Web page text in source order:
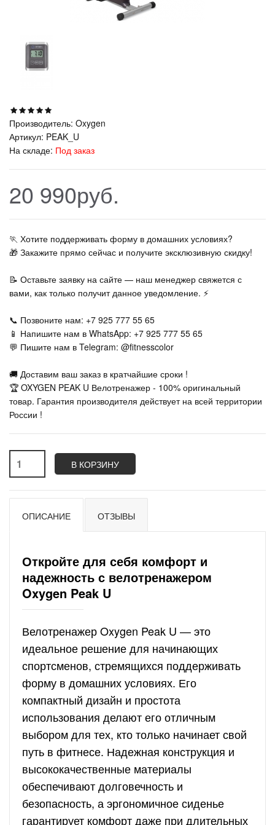
Производитель: Oxygen
Артикул: PEAK_U
На складе: Под заказ
20 990руб.
🏃‍ Хотите поддерживать форму в домашних условиях?
🎁 Закажите прямо сейчас и получите эксклюзивную скидку!
📝 Оставьте заявку на сайте — наш менеджер свяжется с
вами, как только получит данное уведомление. ⚡
📞 Позвоните нам: +7 925 777 55 65
📱 Напишите нам в WhatsApp: +7 925 777 55 65
💬 Пишите нам в Telegram: @fitnesscolor
🚚 Доставим ваш заказ в кратчайшие сроки !
🏆 OXYGEN PEAK U Велотренажер - 100% оригинальный
товар. Гарантия производителя действует на всей территории
России !
В КОРЗИНУ
ОПИСАНИЕ ОТЗЫВЫ
Откройте для себя комфорт и
надежность с велотренажером
Oxygen Peak U
Велотренажер Oxygen Peak U — это
идеальное решение для начинающих
спортсменов, стремящихся поддерживать
форму в домашних условиях. Его
компактный дизайн и простота
использования делают его отличным
выбором для тех, кто только начинает свой
путь в фитнесе. Надежная конструкция и
высококачественные материалы
обеспечивают долговечность и
безопасность, а эргономичное сиденье
гарантирует комфорт даже при длительных